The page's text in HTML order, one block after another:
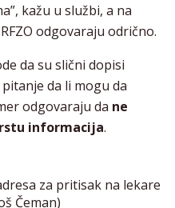
kažu u službi, a na
odgovaraju odrično.
da su slični dopisi
da li mogu da
odgovaraju da ne
informacija.
za pritisak na lekare
Čeman)